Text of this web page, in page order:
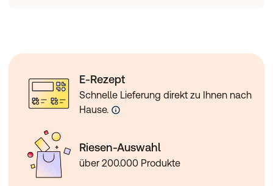
E-Rezept
Schnelle Lieferung direkt zu Ihnen nach
Hause.
Riesen-Auswahl
über 200.000 Produkte